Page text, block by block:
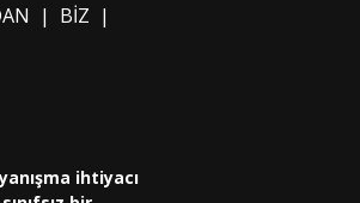
| BİZ |
ihtiyacı